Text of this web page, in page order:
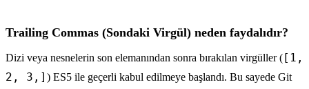
Trailing Commas (Sondaki Virgül) neden faydalıdır?
Dizi veya nesnelerin son elemanından sonra bırakılan virgüller ([1,
2, 3,] ) ES5 ile geçerli kabul edilmeye başlandı. Bu sayede Git